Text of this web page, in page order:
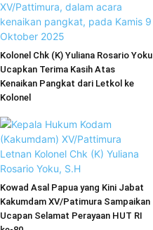
Kolonel Chk (K) Yuliana Rosario Yoku
Ucapkan Terima Kasih Atas
Kenaikan Pangkat dari Letkol ke
Kolonel
Kowad Asal Papua yang Kini Jabat
Kakumdam XV/Patimura Sampaikan
Ucapan Selamat Perayaan HUT RI